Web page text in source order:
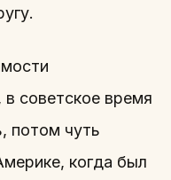
в советское время
потом чуть
когда был